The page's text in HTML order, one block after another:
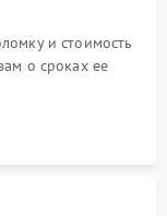
и стоимость
о сроках ее